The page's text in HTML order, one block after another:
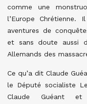
comme une
l’Europe Chrétienne.
aventures de
et sans doute aussi
Allemands des
Ce qu’a dit Claude
le Député socialiste
Claude Guéant